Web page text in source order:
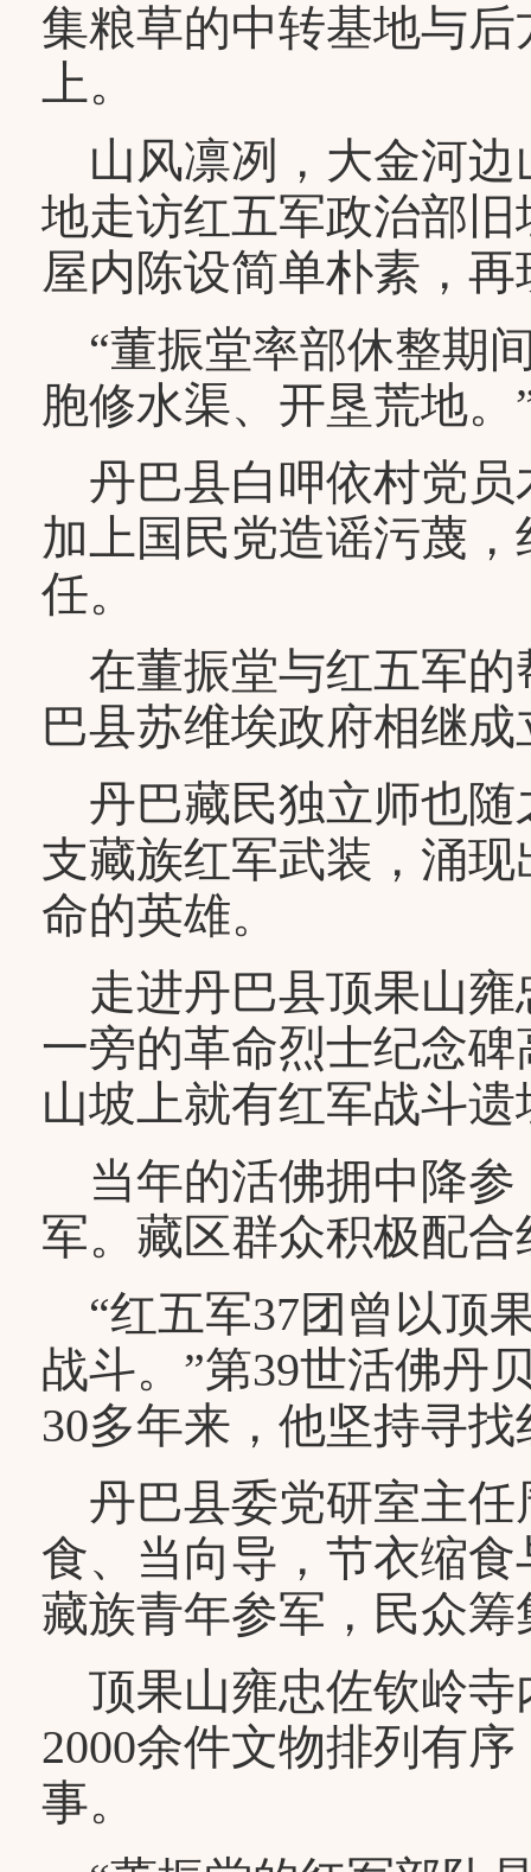
集粮草的中转基地与
上。
山风凛冽，大金河边
地走访红五军政治部
屋内陈设简单朴素，
“董振堂率部休整期
胞修水渠、开垦荒地
丹巴县白呷依村党员
加上国民党造谣污蔑
任。
在董振堂与红五军的
巴县苏维埃政府相继成
丹巴藏民独立师也随
支藏族红军武装，涌
命的英雄。
走进丹巴县顶果山雍
一旁的革命烈士纪念
山坡上就有红军战斗遗
当年的活佛拥中降参
军。藏区群众积极配
“红五军37团曾以顶
战斗。”第39世活佛丹
30多年来，他坚持寻
丹巴县委党研室主任
食、当向导，节衣缩
藏族青年参军，民众
顶果山雍忠佐钦岭寺
2000余件文物排列有
事。